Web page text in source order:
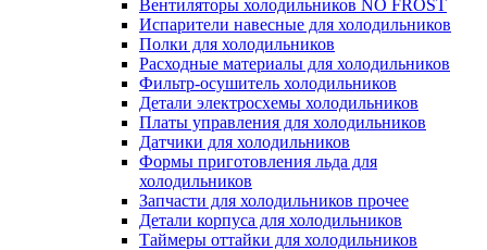
Вентиляторы холодильников NO FROST
Испарители навесные для холодильников
Полки для холодильников
Расходные материалы для холодильников
Фильтр-осушитель холодильников
Детали электросхемы холодильников
Платы управления для холодильников
Датчики для холодильников
Формы приготовления льда для
холодильников
Запчасти для холодильников прочее
Детали корпуса для холодильников
Таймеры оттайки для холодильников